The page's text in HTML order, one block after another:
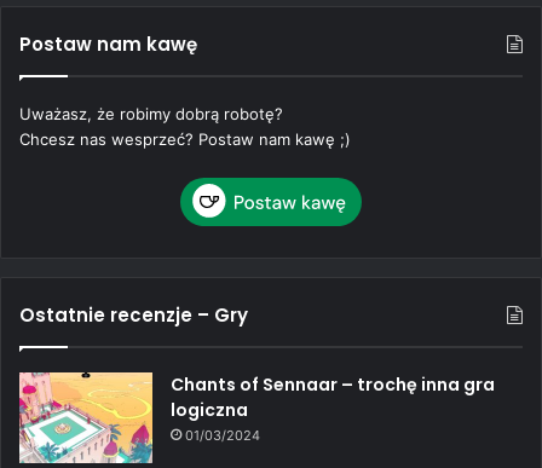
Postaw nam kawę
Uważasz, że robimy dobrą robotę?
Chcesz nas wesprzeć? Postaw nam kawę ;)
Ostatnie recenzje – Gry
Chants of Sennaar – trochę inna gra
logiczna
01/03/2024